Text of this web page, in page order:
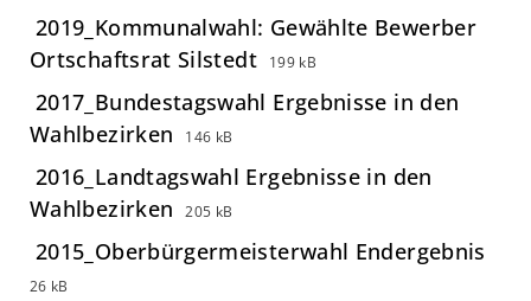
2019_Kommunalwahl: Gewählte Bewerber
Ortschaftsrat Silstedt
199 kB
2017_Bundestagswahl Ergebnisse in den
Wahlbezirken
146 kB
2016_Landtagswahl Ergebnisse in den
Wahlbezirken
205 kB
2015_Oberbürgermeisterwahl Endergebnis
26 kB